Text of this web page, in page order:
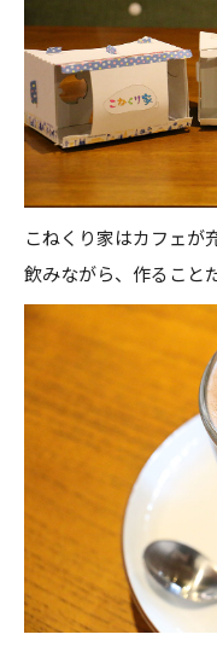
こねくり家はカフェが
飲みながら、作ること